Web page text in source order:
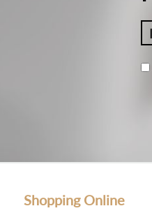
Shopping Online